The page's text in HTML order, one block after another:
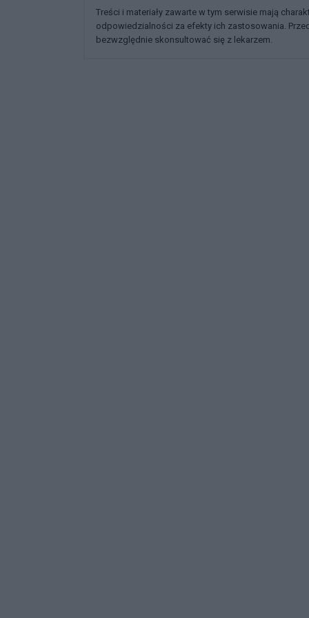
Treści i materiały zawarte w tym serwisie mają
odpowiedzialności za efekty ich zastosowania.
bezwzględnie skonsultować się z lekarzem.